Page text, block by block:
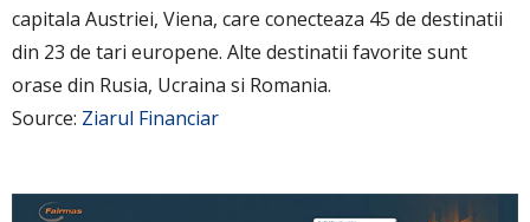
capitala Austriei, Viena, care conecteaza 45 de destinatii
din 23 de tari europene. Alte destinatii favorite sunt
orase din Rusia, Ucraina si Romania.
Source: Ziarul Financiar